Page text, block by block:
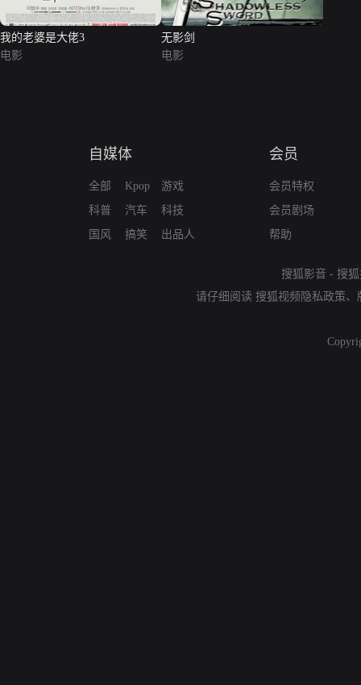
我的老婆是大佬3
电影
无影剑
电影
自媒体
全部
科普
国风
Kpop
汽车
搞笑
游戏
科技
出品人
会员
会员特权
会员剧场
帮助
搜狐影音 - 搜
请仔细阅读 搜狐视频隐私政策、